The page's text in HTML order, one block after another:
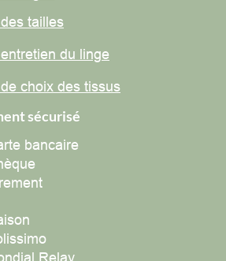
tailles
du linge
choix des tissus
sécurisé
bancaire
Relay